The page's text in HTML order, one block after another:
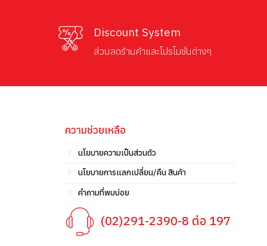
Discount System
ส่วนลดร้านค้าและโปรโมชั่นต่างๆ
ความช่วยเหลือ
นโยบายความเป็นส่วนตัว
นโยบายการแลกเปลี่ยน/คืน สินค้า
คำถามที่พบบ่อย
(02)291-2390-8 ต่อ 197